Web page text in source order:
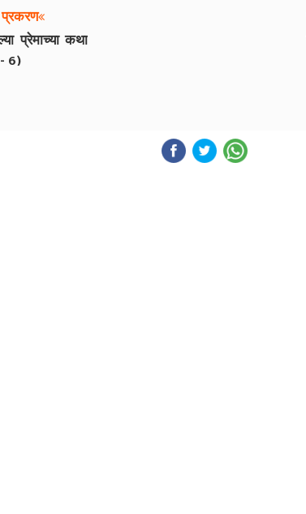
प्रकरण
प्रेमाच्या कथा
6)